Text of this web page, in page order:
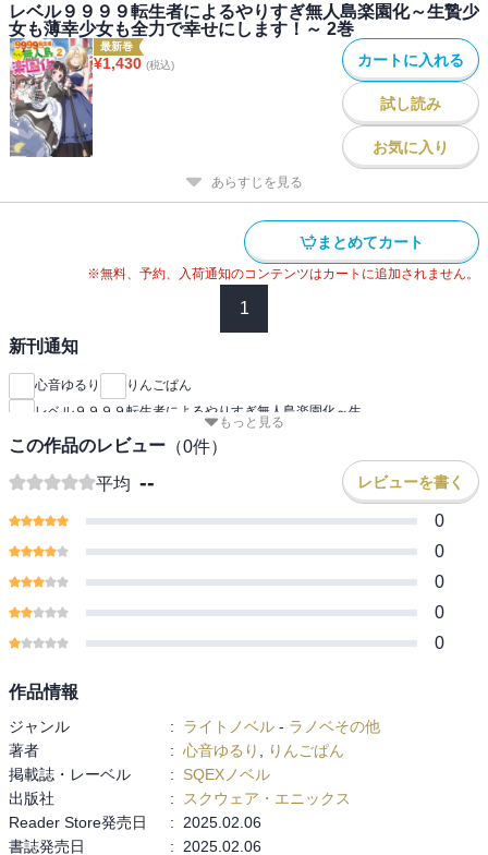
レベル９９９９転生者によるやりすぎ無人島楽園化～生贄少
女も薄幸少女も全力で幸せにします！～ 2巻
最新巻
¥1,430 (税込) カートに入れる
試し読み
お気に入り
あらすじを見る
まとめてカート
※無料、予約、入荷通知のコンテンツはカートに追加されません。
1
新刊通知
心音ゆるり
りんごぱん
レベル９９９９転生者によるやりすぎ無人島楽園化～生
もっと見る
この作品のレビュー （0件）
平均 -- レビューを書く
0
0
0
0
0
作品情報
ジャンル : ライトノベル - ラノベその他
著者
: 心音ゆるり
りんごぱん
掲載誌・レーベル
:
SQEXノベル
出版社
:
スクウェア・エニックス
Reader Store発売日
:
2025.02.06
書誌発売日
: 2025.02.06